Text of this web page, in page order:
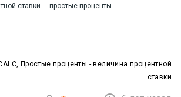
ставки простые проценты
Простые проценты - величина процентной
ставки